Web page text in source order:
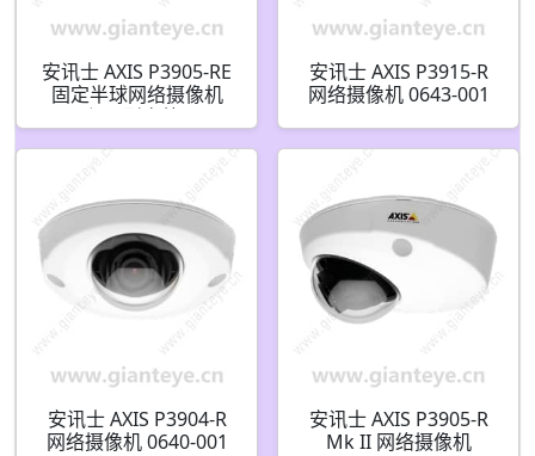
安讯士 AXIS P3905-RE
固定半球网络摄像机
2MP 坚固型室外 0662-
安讯士 AXIS P3915-R
网络摄像机 0643-001
安讯士 AXIS P3904-R
网络摄像机 0640-001
安讯士 AXIS P3905-R
Mk II 网络摄像机